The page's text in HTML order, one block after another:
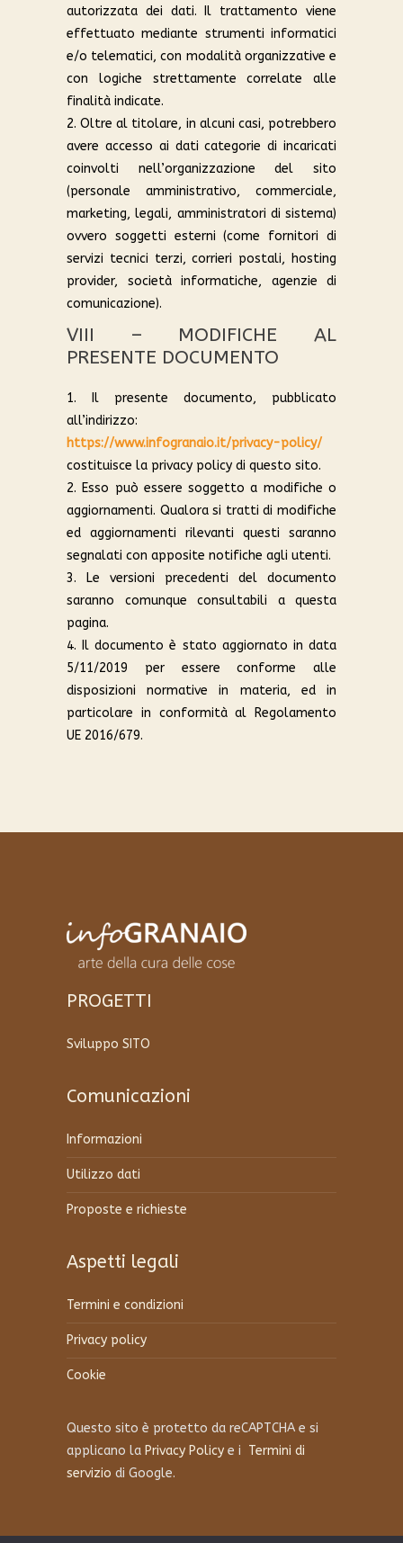
autorizzata dei dati. Il trattamento viene
effettuato mediante strumenti informatici
e/o telematici, con modalità organizzative e
con logiche strettamente correlate alle
finalità indicate.
2. Oltre al titolare, in alcuni casi, potrebbero
avere accesso ai dati categorie di incaricati
coinvolti nell’organizzazione del sito
(personale amministrativo, commerciale,
marketing, legali, amministratori di sistema)
ovvero soggetti esterni (come fornitori di
servizi tecnici terzi, corrieri postali, hosting
provider, società informatiche, agenzie di
comunicazione).
VIII – MODIFICHE AL
PRESENTE DOCUMENTO
1. Il presente documento, pubblicato
all’indirizzo:
https://www.infogranaio.it/privacy-policy/
costituisce la privacy policy di questo sito.
2. Esso può essere soggetto a modifiche o
aggiornamenti. Qualora si tratti di modifiche
ed aggiornamenti rilevanti questi saranno
segnalati con apposite notifiche agli utenti.
3. Le versioni precedenti del documento
saranno comunque consultabili a questa
pagina.
4. Il documento è stato aggiornato in data
5/11/2019 per essere conforme alle
disposizioni normative in materia, ed in
particolare in conformità al Regolamento
UE 2016/679.
PROGETTI
Sviluppo SITO
Comunicazioni
Informazioni
Utilizzo dati
Proposte e richieste
Aspetti legali
Termini e condizioni
Privacy policy
Cookie
Questo sito è protetto da reCAPTCHA e si
applicano la Privacy Policy e i Termini di
servizio di Google.